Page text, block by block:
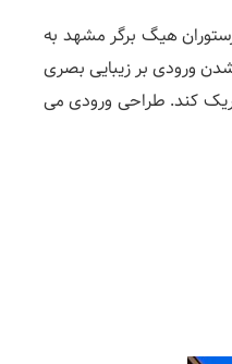
ورودی رستوران هیگ برگر مشهد به
ورودی بر زیبایی بصری
کند. طراحی ورودی می